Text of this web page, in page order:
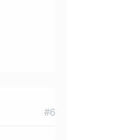
#6